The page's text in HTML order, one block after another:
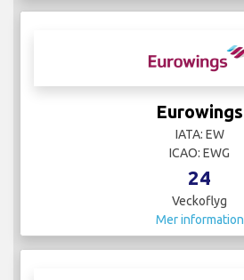
Eurowings
IATA: EW
ICAO: EWG
24
Veckoflyg
Mer information